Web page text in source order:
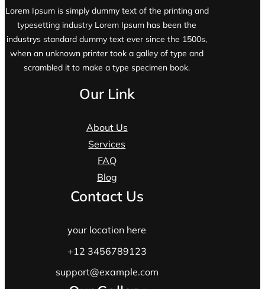
Lorem Ipsum is simply dummy text of the printing and
typesetting industry Lorem Ipsum has been the
industrys standard dummy text ever since the 1500s,
when an unknown printer took a galley of type and
scrambled it to make a type specimen book.
Our Link
About Us
Services
FAQ
Blog
Contact Us
your location here
+12 3456789123
support@example.com